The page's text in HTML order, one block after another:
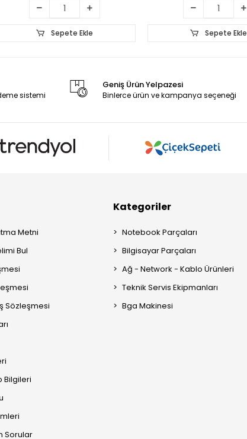
Sepete Ekle Sepete Ekle
sistemi
Geniş Ürün Yelpazesi
Binlerce ürün ve kampanya seçeneği
Metni
Bul
Sözleşmesi
Bilgileri
Sorular
Kategoriler
Notebook Parçaları
Bilgisayar Parçaları
Ağ - Network - Kablo Ürünleri
Teknik Servis Ekipmanları
Bga Makinesi